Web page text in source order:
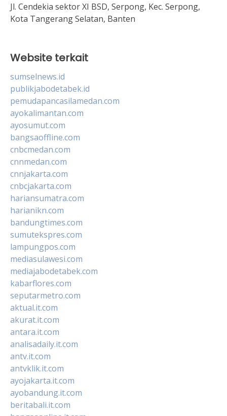
Jl. Cendekia sektor XI BSD, Serpong, Kec. Serpong,
Kota Tangerang Selatan, Banten
Website terkait
sumselnews.id
publikjabodetabek.id
pemudapancasilamedan.com
ayokalimantan.com
ayosumut.com
bangsaoffline.com
cnbcmedan.com
cnnmedan.com
cnnjakarta.com
cnbcjakarta.com
hariansumatra.com
harianikn.com
bandungtimes.com
sumutekspres.com
lampungpos.com
mediasulawesi.com
mediajabodetabek.com
kabarflores.com
seputarmetro.com
aktual.it.com
akurat.it.com
antara.it.com
analisadaily.it.com
antv.it.com
antvklik.it.com
ayojakarta.it.com
ayobandung.it.com
beritabali.it.com